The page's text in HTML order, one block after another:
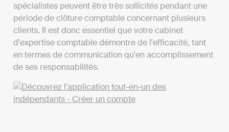
spécialistes peuvent être très sollicités pendant une
période de clôture comptable concernant plusieurs
clients. Il est donc essentiel que votre cabinet
d'expertise comptable démontre de l'efficacité, tant
en termes de communication qu'en accomplissement
de ses responsabilités.